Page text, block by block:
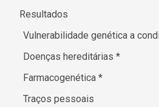
Resultados
Vulnerabilidade genética a
Doenças hereditárias*
Farmacogenética*
Traços pessoais